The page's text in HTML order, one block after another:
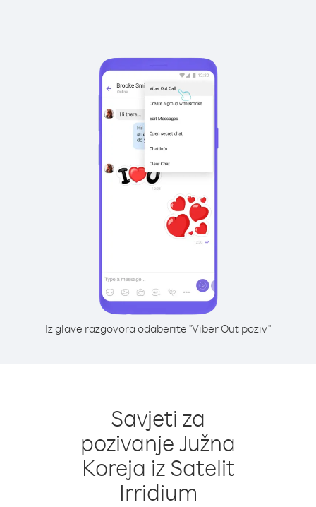
Iz glave razgovora odaberite "Viber Out poziv"
Savjeti za
pozivanje Južna
Koreja iz Satelit
Irridium